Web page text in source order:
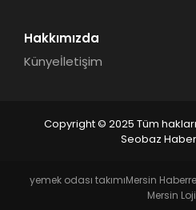
Hakkımızda
Künyeİletişim
Copyright © 2025 Tüm hakları
Seobaz
yemek odası takımıMersin Haber
Mersin